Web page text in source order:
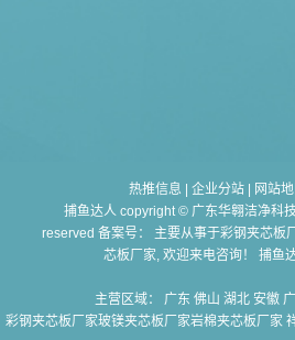
热推信息 企业分站| 网站
捕鱼达人 copyright © 广东华翱洁净科
reserved 备案号： 主要从事于彩钢夹芯板
芯板厂家, 欢迎来电咨询！ 捕鱼
主营区域： 广东 佛山 湖北 安徽
彩钢夹芯板厂家玻镁夹芯板厂家岩棉夹芯板厂家